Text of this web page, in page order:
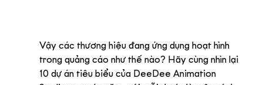
Vậy các thương hiệu đang ứng dụng hoạt hình
trong quảng cáo như thế nào? Hãy cùng nhìn lại
10 dự án tiêu biểu của DeeDee Animation